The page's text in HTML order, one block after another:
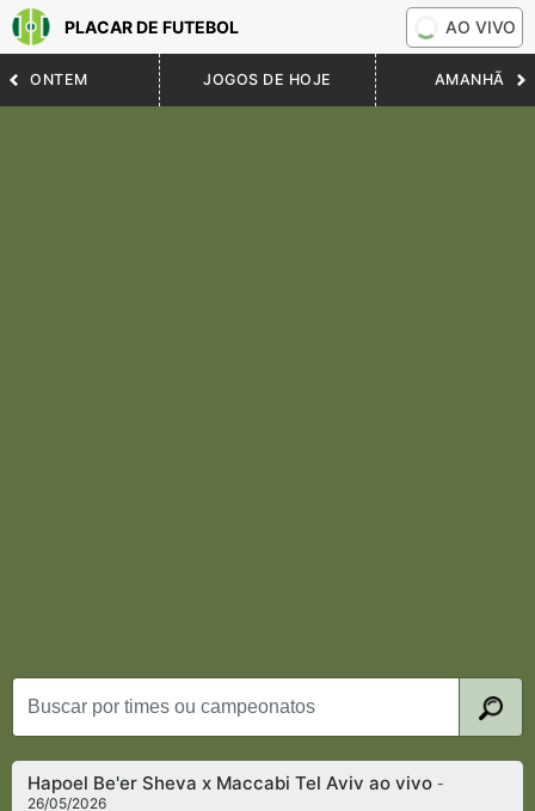
PLACAR DE FUTEBOL AO VIVO
ONTEM JOGOS DE HOJE AMANHÃ
Hapoel Be'er Sheva x Maccabi Tel Aviv ao vivo-
26/05/2026